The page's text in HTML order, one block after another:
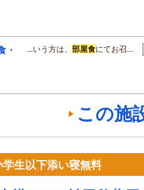
・
…いう方は、 部屋食にてお召…
この施
生以下添い寝無料